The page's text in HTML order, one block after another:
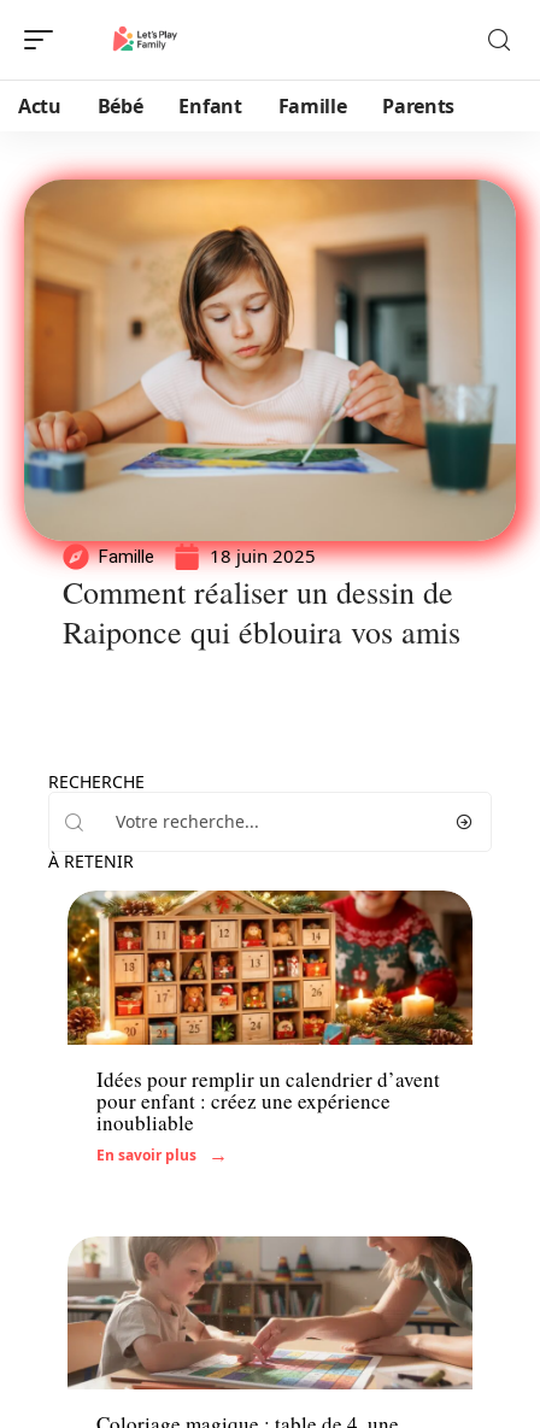
Actu Bébé Enfant Famille Parents
Famille 18 juin 2025
Comment réaliser un dessin de
Raiponce qui éblouira vos amis
RECHERCHE
À RETENIR
Enfant
Idées pour remplir un calendrier d’avent
pour enfant : créez une expérience
inoubliable
En savoir plus
Famille